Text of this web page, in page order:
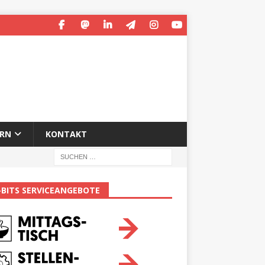
KONTAKT
SERVICEANGEBOTE